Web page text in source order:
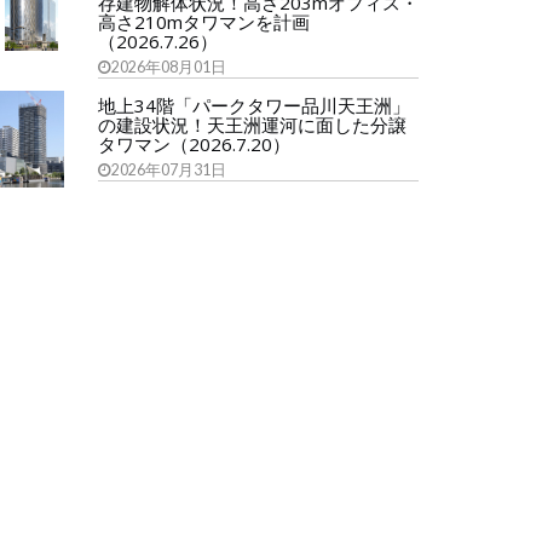
高さ210mタワマンを計画
（2026.7.26）
2026年08月01日
地上34階「パークタワー品川天王洲」
の建設状況！天王洲運河に面した分譲
タワマン（2026.7.20）
2026年07月31日